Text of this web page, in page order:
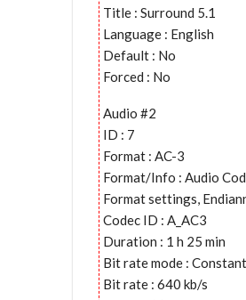
Title : Surround 5.1
Language : English
Default : No
Forced : No
Audio #2
ID : 7
Format : AC-3
Format/Info : Audio
Format settings,
Codec ID : A_AC3
Duration : 1 h 25 min
Bit rate mode : Constant
Bit rate : 640 kb/s